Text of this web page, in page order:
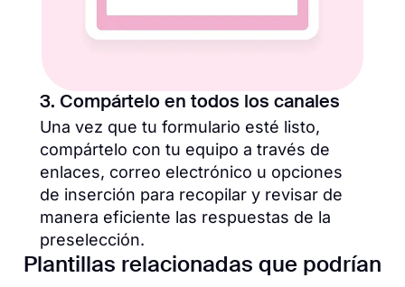
3. Compártelo en todos los canales
Una vez que tu formulario esté listo,
compártelo con tu equipo a través de
enlaces, correo electrónico u opciones
de inserción para recopilar y revisar de
manera eficiente las respuestas de la
preselección.
Plantillas relacionadas que podrían